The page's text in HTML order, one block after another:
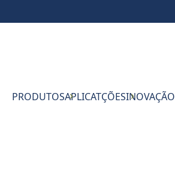
PRODUTOSAPLICATÇÕESINOVAÇÃO